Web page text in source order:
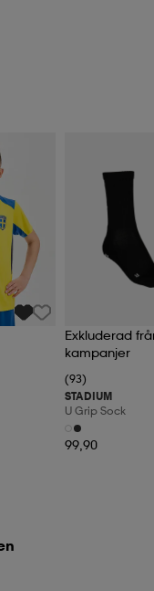
Exkluderad
kampanjer
(93)
STADIUM
U Grip Sock
99,90